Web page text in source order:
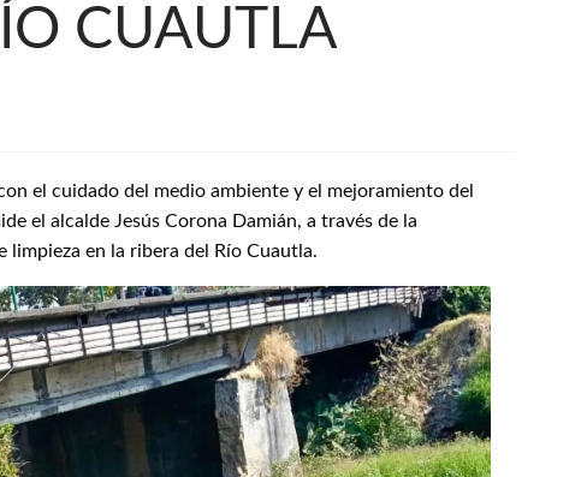
CUAUTLA
el cuidado del medio ambiente y el mejoramiento del
el alcalde Jesús Corona Damián, a través de la
en la ribera del Río Cuautla.